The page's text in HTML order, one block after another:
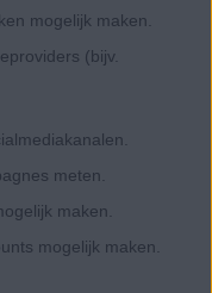
mogelijk maken.
(bijv.
meten.
maken.
mogelijk maken.